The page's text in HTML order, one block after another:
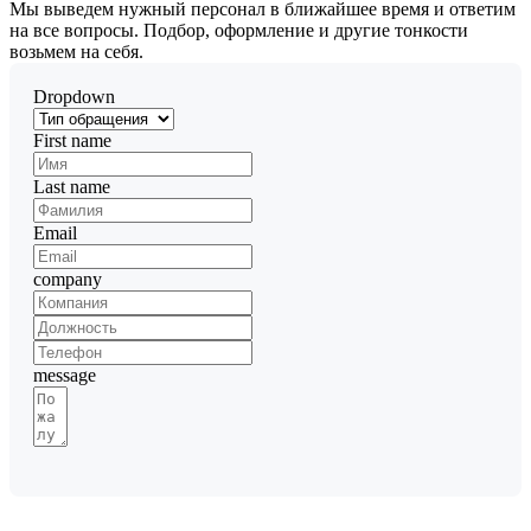
Мы выведем нужный персонал в ближайшее время и ответим
на все вопросы. Подбор, оформление и другие тонкости
возьмем на себя.
Dropdown
First name
Last name
Email
company
message